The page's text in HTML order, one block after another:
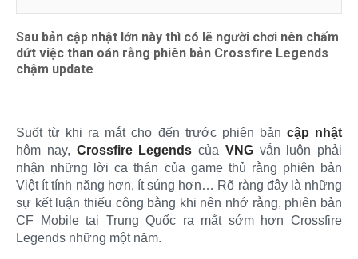
Sau bản cập nhật lớn này thì có lẽ người chơi nên chấm
dứt việc than oán rằng phiên bản Crossfire Legends
chậm update
Suốt từ khi ra mắt cho đến trước phiên bản cập nhật
hôm nay, Crossfire Legends của VNGvẫn luôn phải
nhận những lời ca thán của game thủ rằng phiên bản
Việt ít tính năng hơn, ít súng hơn… Rõ ràng đây là những
sự kết luận thiếu công bằng khi nên nhớ rằng, phiên bản
CF Mobile tại Trung Quốc ra mắt sớm hơn Crossfire
Legends những một năm.